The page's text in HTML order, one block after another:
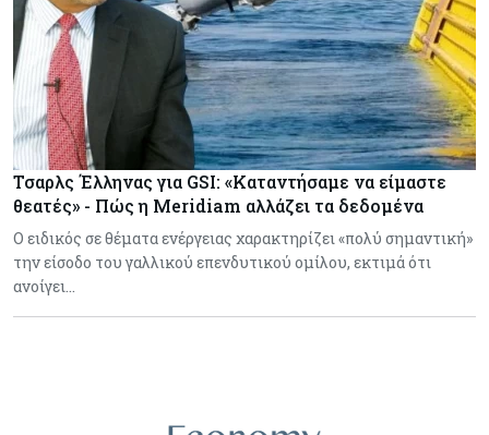
Τσαρλς Έλληνας για GSI: «Καταντήσαμε να είμαστε
θεατές» - Πώς η Meridiam αλλάζει τα δεδομένα
Ο ειδικός σε θέματα ενέργειας χαρακτηρίζει «πολύ σημαντική»
την είσοδο του γαλλικού επενδυτικού ομίλου, εκτιμά ότι
ανοίγει…